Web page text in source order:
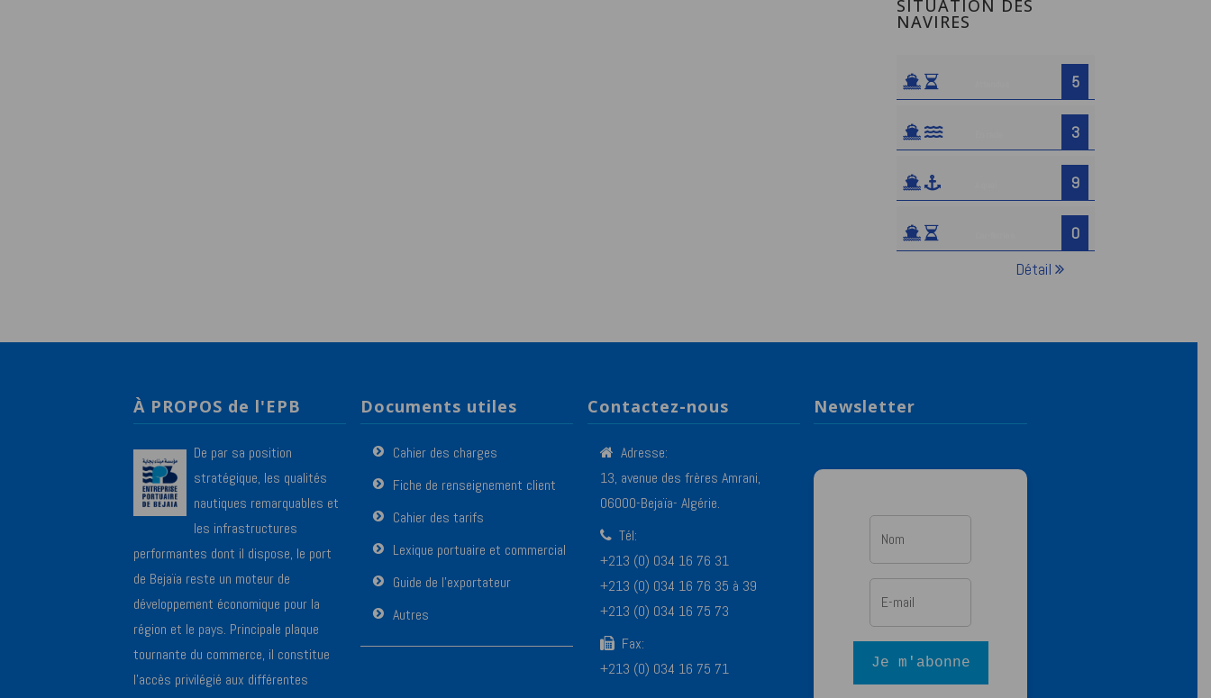
SITUATION DES
NAVIRES
5
3
9
0
Détail
À PROPOS de l'EPB
De par sa position
stratégique, les qualités
nautiques remarquables et
les infrastructures
performantes dont il dispose, le port
de Bejaïa reste un moteur de
développement économique pour la
région et le pays. Principale plaque
tournante du commerce, il constitue
l’accès privilégié aux différentes
Documents utiles
Cahier des charges
Fiche de renseignement client
Cahier des tarifs
Lexique portuaire et commercial
Guide de l’exportateur
Autres
Contactez-nous
Adresse:
13, avenue des frères Amrani,
06000-Bejaïa- Algérie.
Tél:
+213 (0) 034 16 76 31
+213 (0) 034 16 76 35 à 39
+213 (0) 034 16 75 73
Fax:
+213 (0) 034 16 75 71
Newsletter
Je m'abonne